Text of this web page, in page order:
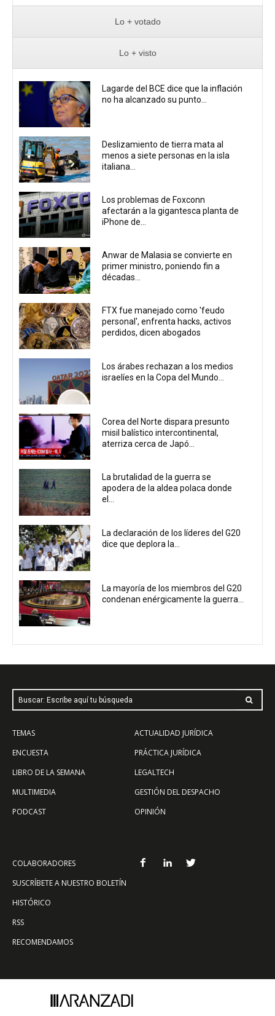
Lo + votado
Lo + visto
Lagarde del BCE dice que la inflación
no ha alcanzado su punto...
Deslizamiento de tierra mata al
menos a siete personas en la isla
italiana...
Los problemas de Foxconn
afectarán a la gigantesca planta de
iPhone de...
Anwar de Malasia se convierte en
primer ministro, poniendo fin a
décadas...
FTX fue manejado como 'feudo
personal', enfrenta hacks, activos
perdidos, dicen abogados
Los árabes rechazan a los medios
israelíes en la Copa del Mundo...
Corea del Norte dispara presunto
misil balístico intercontinental,
aterriza cerca de Japó...
La brutalidad de la guerra se
apodera de la aldea polaca donde
el...
La declaración de los líderes del G20
dice que deplora la...
La mayoría de los miembros del G20
condenan enérgicamente la guerra...
Buscar: Escribe aquí tu búsqueda
TEMAS
ENCUESTA
LIBRO DE LA SEMANA
MULTIMEDIA
PODCAST
ACTUALIDAD JURÍDICA
PRÁCTICA JURÍDICA
LEGALTECH
GESTIÓN DEL DESPACHO
OPINIÓN
COLABORADORES
SUSCRÍBETE A NUESTRO BOLETÍN
HISTÓRICO
RSS
RECOMENDAMOS